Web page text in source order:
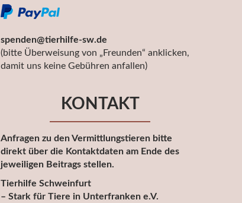
spenden@tierhilfe-sw.de
(bitte Überweisung von „Freunden“ anklicken,
damit uns keine Gebühren anfallen)
KONTAKT
Anfragen zu den Vermittlungstieren bitte
direkt über die Kontaktdaten am Ende des
jeweiligen Beitrags stellen.
Tierhilfe Schweinfurt
– Stark für Tiere in Unterfranken e.V.